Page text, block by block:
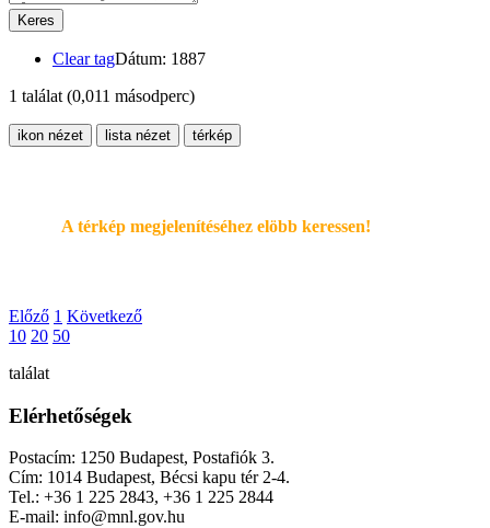
Keres
Clear tagDátum: 1887
1 találat (0,011 másodperc)
ikon nézet lista nézet térkép
A térkép megjelenítéséhez elöbb keressen!
Előző 1 Következő
10 20 50
találat
Elérhetőségek
Postacím: 1250 Budapest, Postafiók 3.
Cím: 1014 Budapest, Bécsi kapu tér 2-4.
Tel.: +36 1 225 2843, +36 1 225 2844
E-mail: info@mnl.gov.hu